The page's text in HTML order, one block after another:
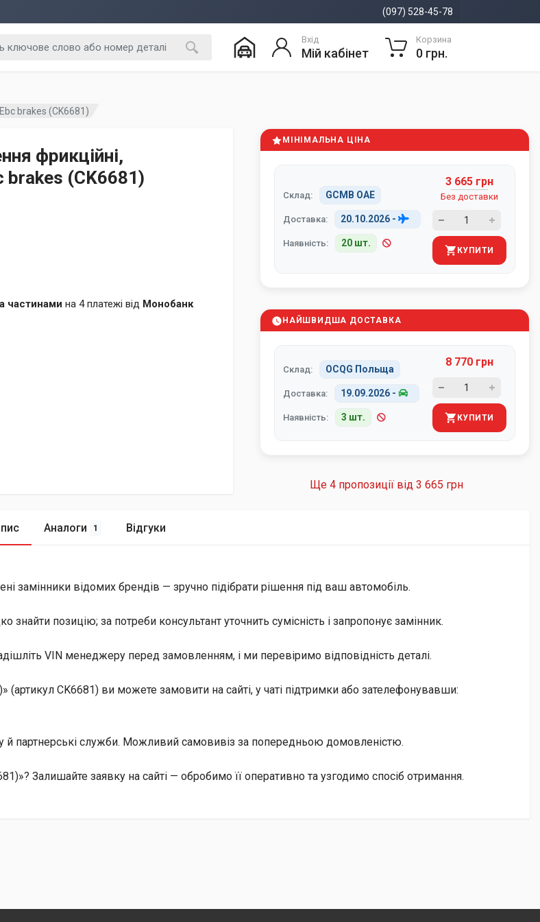
(097) 528-45-78
Вхід
Мій кабінет
Корзина
0 грн.
brakes (CK6681)
фрикційні,
brakes (CK6681)
частинами на 4 платежі від Монобанк
МІНІМАЛЬНА ЦІНА
Склад: GCMB ОАЕ
Доставка: 20.10.2026 -
Наявність: 20 шт.
3 665 грн
Без доставки
КУПИТИ
НАЙШВИДША ДОСТАВКА
Склад: OCQG Польща
Доставка: 19.09.2026 -
Наявність: 3 шт.
8 770 грн
КУПИТИ
Ще 4 пропозиції від 3 665 грн
Аналоги 1 Відгуки
замінники відомих брендів — зручно підібрати рішення під ваш автомобіль.
позицію; за потреби консультант уточнить сумісність і запропонує замінник.
VIN менеджеру перед замовленням, і ми перевіримо відповідність деталі.
CK6681) ви можете замовити на сайті, у чаті підтримки або зателефонувавши:
й партнерські служби. Можливий самовивіз за попередньою домовленістю.
Залишайте заявку на сайті — обробимо її оперативно та узгодимо спосіб отримання.